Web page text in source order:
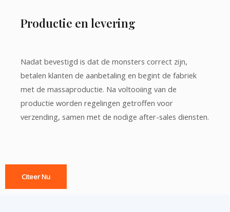
Productie en levering
Nadat bevestigd is dat de monsters correct zijn,
betalen klanten de aanbetaling en begint de fabriek
met de massaproductie. Na voltooiing van de
productie worden regelingen getroffen voor
verzending, samen met de nodige after-sales diensten.
Citeer Nu